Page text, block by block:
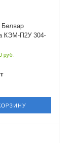
Белвар
КЭМ-П2У 304-
руб.